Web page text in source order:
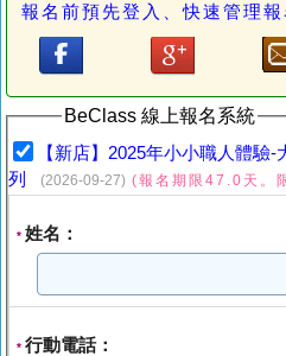
報名前預先登入、快速管理報
BeClass 線上報名系統
【新店】2025年小小職人體驗
列
(2026-09-27) (報名期限47.0天。
* 姓名：
* 行動電話：